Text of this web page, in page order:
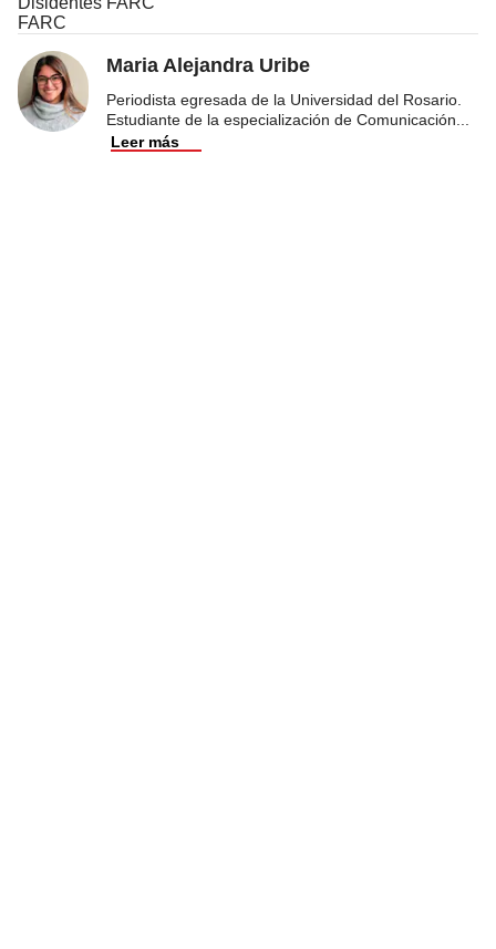
FARC
Maria Alejandra Uribe
Periodista egresada de la Universidad del Rosario.
Estudiante de la especialización de Comunicación
Leer más